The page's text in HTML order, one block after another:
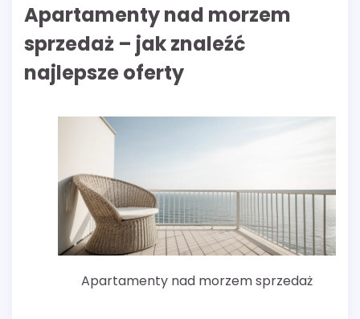
Apartamenty nad morzem
sprzedaż – jak znaleźć
najlepsze oferty
Apartamenty nad morzem sprzedaż